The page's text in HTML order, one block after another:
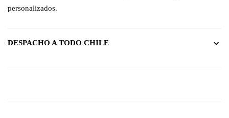
personalizados.
DESPACHO A TODO CHILE